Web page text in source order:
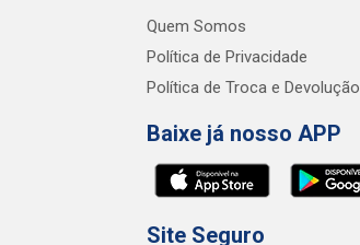
Quem Somos
Política de Privacidade
Política de Troca e Devolução
Baixe já nosso APP
Site Seguro